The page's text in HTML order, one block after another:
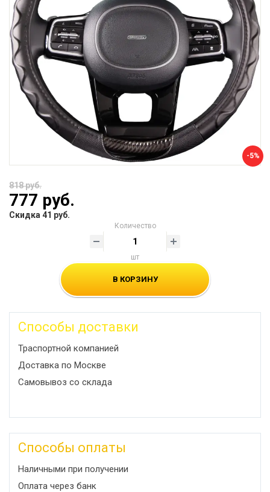
-5%
818 руб.
777 руб.
Скидка 41 руб.
Количество
шт
В КОРЗИНУ
Способы доставки
Траспортной компанией
Доставка по Москве
Самовывоз со склада
Способы оплаты
Наличными при получении
Оплата через банк